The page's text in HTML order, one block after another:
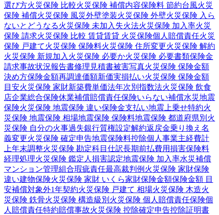
選び方火災保険 比較火災保険 補償内容保険料 節約台風火災
保険 補償火災保険 風災外壁塗装火災保険 外壁火災保険 入ら
ないとどうなる火災保険 未加入 失火法火災保険 加入率火災
保険 請求火災保険 比較 賃貸賃貸 火災保険個人賠償責任火災
保険 戸建て火災保険 保険料火災保険 住所変更火災保険 解約
火災保険 新規加入 火災保険 必要か火災保険 必要書類保険金
請求事故状況報告書修理見積書被害写真火災保険 保険金額
決め方保険金額再調達価額新価実損払い火災保険 保険金額
目安火災保険 家財新築費単価法年次別指数法火災保険 飲食
店企業総合保険休業補償賠償責任保険いらない補償水災地震
保険火災保険 地震保険 違い保険金支払い地震上乗せ特約火
災保険 地震保険 相場地震保険 保険料地震保険 都道府県別 火
災保険 自分の火事過失銀行質権設定解約返戻金乗り換え 名
義変更火災保険 確定申告地震保険料控除個人事業主経費計
上年末調整火災保険 勘定科目 仕訳長期前払費用損害保険料
経理処理火災保険 鑑定人 損害認定地震保険 加入率水災補償
マンション管理組合瑕疵責任最高裁判例 火災保険 家財保険
違い建物保険火災保険 家財 いくら家財保険金額保険金額 目
安補償対象外1年契約火災保険 戸建て 相場火災保険 木造火
災保険 鉄骨火災保険 構造級別 火災保険 個人賠償責任保険個
人賠償責任特約賠償事故火災保険 控除確定申告控除証明書